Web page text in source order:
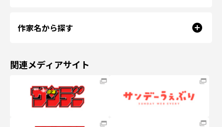
作家名から探す
関連メディアサイト